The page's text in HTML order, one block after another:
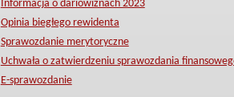
Informacja o dariowiznach 2023
Opinia biegłego rewidenta
Sprawozdanie merytoryczne
Uchwała o zatwierdzeniu sprawozdania
E-sprawozdanie